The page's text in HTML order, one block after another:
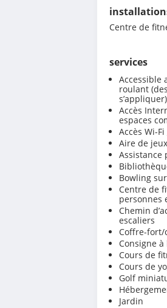
Centre de
services
Accessible
roulant
s’appliquer)
Accès
espaces
Accès Wi-
Aire de
Assistance
Bowling
Centre de
personnes
Chemin
escaliers
Coffre-fort/
Consigne à
Cours de
Cours de
Golf
Jardin